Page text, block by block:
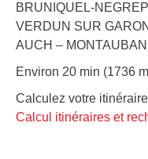
BRUNIQUEL-
VERDUN SUR
AUCH – MONTAUBAN
Environ 20 min (1736
Calculez votre
Calcul itinéraires et